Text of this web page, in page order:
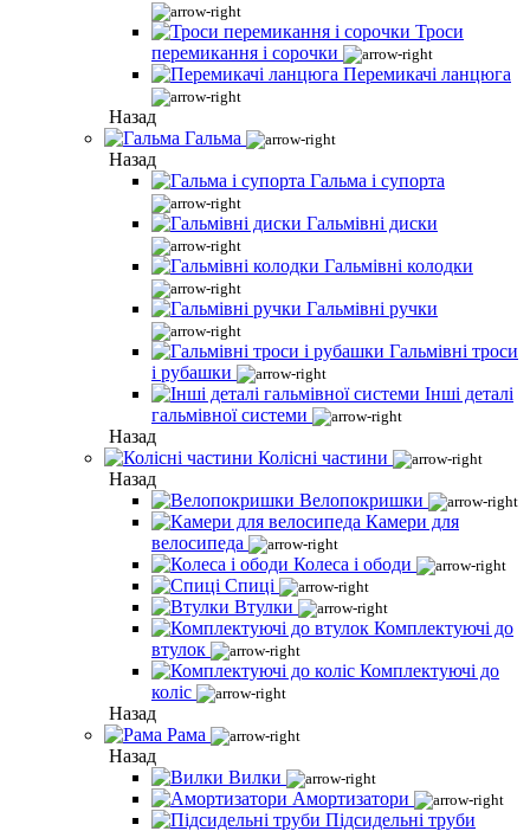
Троси
перемикання і сорочки
Перемикачі ланцюга
Назад
Гальма
Назад
Гальма і супорта
Гальмівні диски
Гальмівні колодки
Гальмівні ручки
Гальмівні троси
і рубашки
Інші деталі
гальмівної системи
Назад
Колісні частини
Назад
Велопокришки
Камери для
велосипеда
Колеса і ободи
Спиці
Втулки
Комплектуючі до
втулок
Комплектуючі до
коліс
Назад
Рама
Назад
Вилки
Амортизатори
Підсидельні труби